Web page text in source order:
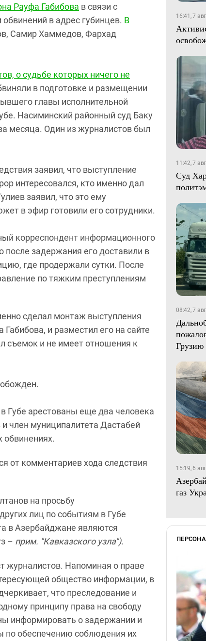
Рауфа Габибова в связи с
в адрес губинцев. В
Самир Хаммедов, Фархад
о судьбе которых ничего не
в подготовке и размещении
главы исполнительной
Насиминский районный суд Баку
месяца. Один из журналистов был
заявил, что выступление
интересовался, кто именно дал
заявил, что это ему
в эфир готовили его сотрудники.
корреспондент информационного
задержания его доставили в
где продержали сутки. После
по тяжким преступлениям
сделал монтаж выступления
и разместил его на сайте
съемок и не имеет отношения к
арестованы еще два человека
член муниципалитета Дастабей
от комментариев хода следствия
на просьбу
лиц по событиям в Губе
в Азербайджане являются
– прим. "Кавказского узла").
журналистов. Напоминая о праве
общество информации, в
что преследование и
принципу права на свободу
информировать о задержании и
по обеспечению соблюдения их
16:41, 7
11:42, 7
Суд
08:42, 7
Грузию
15:19, 6
газ